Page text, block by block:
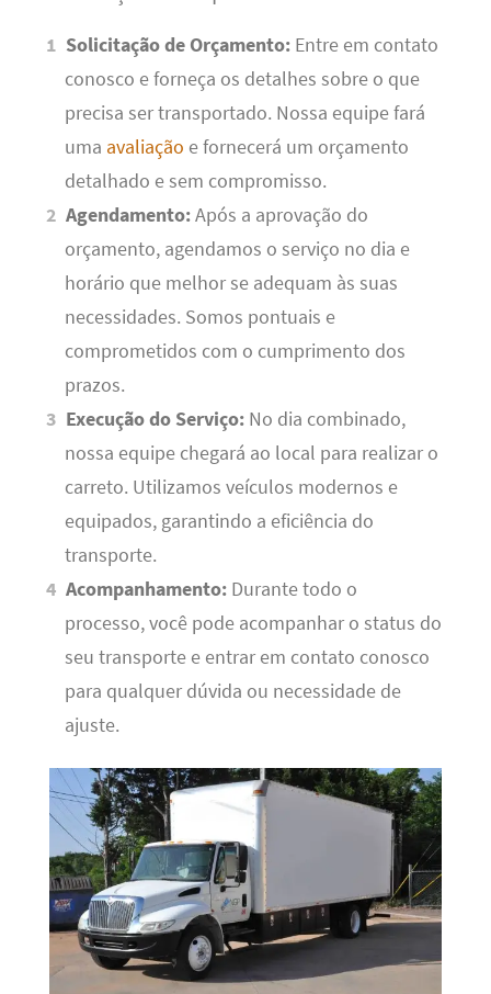
Solicitação de Orçamento: Entre em contato
conosco e forneça os detalhes sobre o que
precisa ser transportado. Nossa equipe fará
uma avaliação e fornecerá um orçamento
detalhado e sem compromisso.
Agendamento:Após a aprovação do
orçamento, agendamos o serviço no dia e
horário que melhor se adequam às suas
necessidades. Somos pontuais e
comprometidos com o cumprimento dos
prazos.
Execução do Serviço: No dia combinado,
nossa equipe chegará ao local para realizar o
carreto. Utilizamos veículos modernos e
equipados, garantindo a eficiência do
transporte.
Acompanhamento: Durante todo o
processo, você pode acompanhar o status do
seu transporte e entrar em contato conosco
para qualquer dúvida ou necessidade de
ajuste.